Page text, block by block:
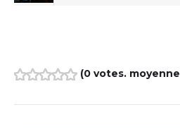
(0 votes. moyenne